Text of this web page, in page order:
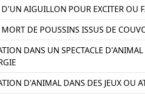
D'UN AIGUILLON POUR EXCITER OU
DE POUSSINS ISSUS DE
DANS UN SPECTACLE
D'ANIMAL DANS DES JEUX OU